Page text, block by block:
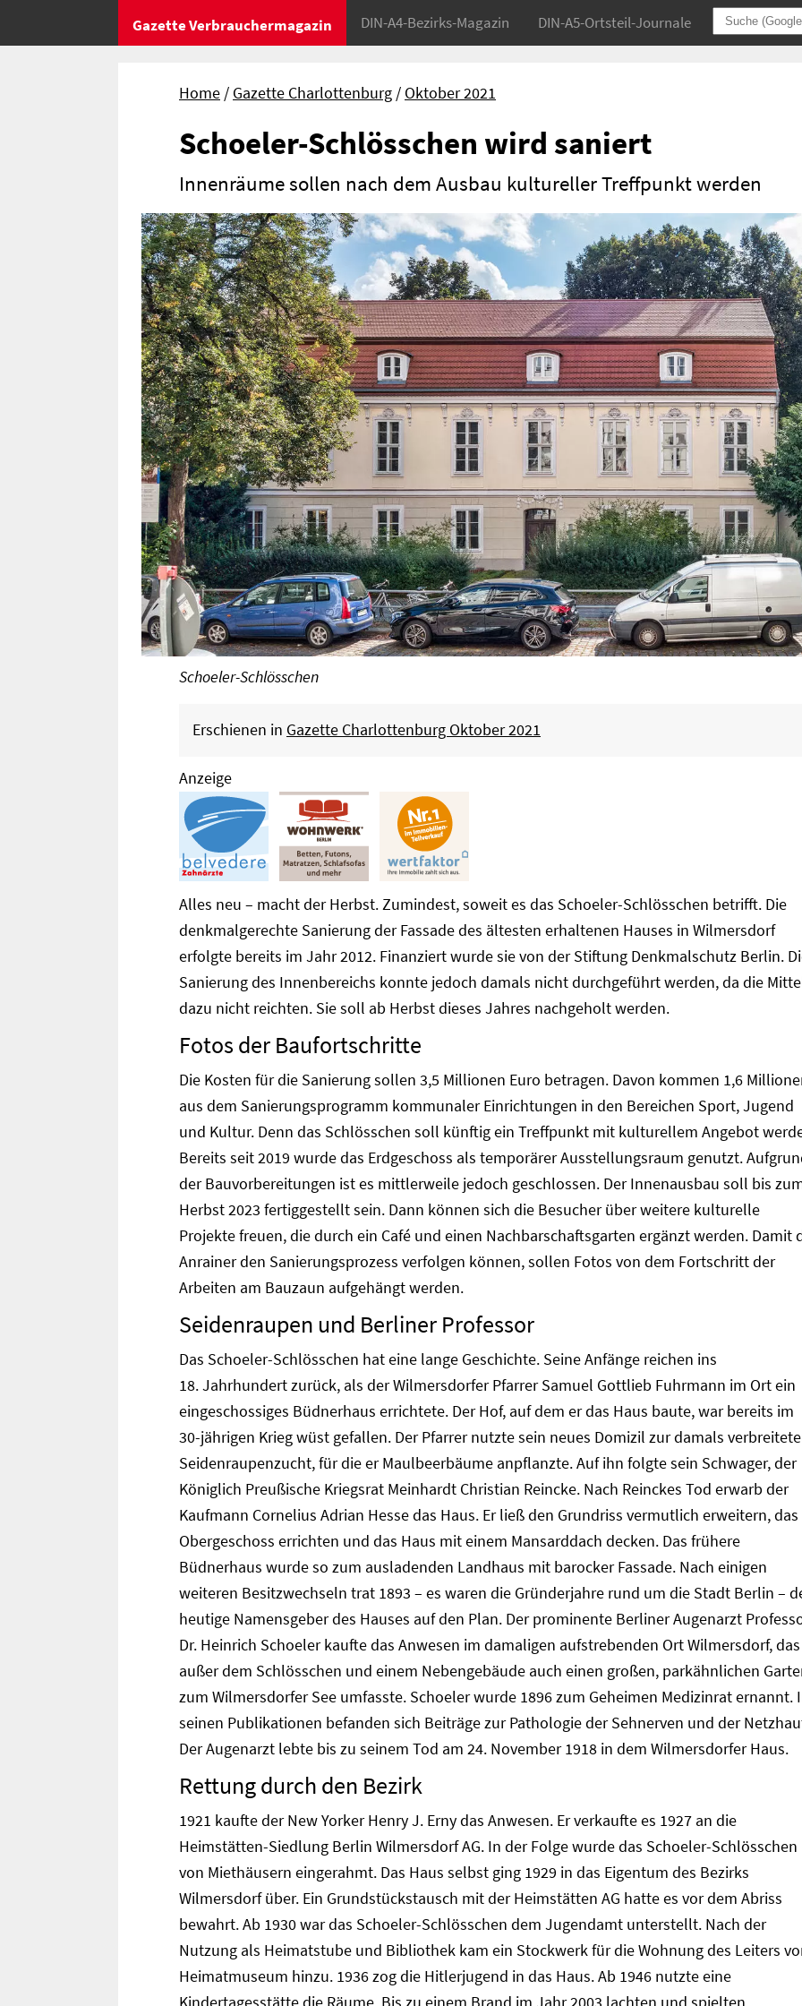
Gazette Verbrauchermagazin DIN-A4-Bezirks-Magazin DIN-A5-Ortsteil-Journale
Home Gazette Charlottenburg Oktober 2021
Schoeler-Schlösschen wird saniert
Innenräume sollen nach dem Ausbau kultureller Treffpunkt werden
Schoeler-Schlösschen
Erschienen in Gazette Charlottenburg Oktober 2021
Anzeige
Alles neu – macht der Herbst. Zumindest, soweit es das Schoeler-Schlösschen betrifft. Die
denkmalgerechte Sanierung der Fassade des ältesten erhaltenen Hauses in Wilmersdorf
erfolgte bereits im Jahr 2012. Finanziert wurde sie von der Stiftung Denkmalschutz Berlin.
Sanierung des Innenbereichs konnte jedoch damals nicht durchgeführt werden, da die
dazu nicht reichten. Sie soll ab Herbst dieses Jahres nachgeholt werden.
Fotos der Baufortschritte
Die Kosten für die Sanierung sollen 3,5 Millionen Euro betragen. Davon kommen 1,6
aus dem Sanierungsprogramm kommunaler Einrichtungen in den Bereichen Sport, Jugend
und Kultur. Denn das Schlösschen soll künftig ein Treffpunkt mit kulturellem Angebot
Bereits seit 2019 wurde das Erdgeschoss als temporärer Ausstellungsraum genutzt.
der Bauvorbereitungen ist es mittlerweile jedoch geschlossen. Der Innenausbau soll bis
Herbst 2023 fertiggestellt sein. Dann können sich die Besucher über weitere kulturelle
Projekte freuen, die durch ein Café und einen Nachbarschaftsgarten ergänzt werden. Damit
Anrainer den Sanierungsprozess verfolgen können, sollen Fotos von dem Fortschritt der
Arbeiten am Bauzaun aufgehängt werden.
Seidenraupen und Berliner Professor
Das Schoeler-Schlösschen hat eine lange Geschichte. Seine Anfänge reichen ins
18. Jahrhundert zurück, als der Wilmersdorfer Pfarrer Samuel Gottlieb Fuhrmann im Ort ein
eingeschossiges Büdnerhaus errichtete. Der Hof, auf dem er das Haus baute, war bereits im
30-jährigen Krieg wüst gefallen. Der Pfarrer nutzte sein neues Domizil zur damals
Seidenraupenzucht, für die er Maulbeerbäume anpflanzte. Auf ihn folgte sein Schwager, der
Königlich Preußische Kriegsrat Meinhardt Christian Reincke. Nach Reinckes Tod erwarb der
Kaufmann Cornelius Adrian Hesse das Haus. Er ließ den Grundriss vermutlich erweitern, das
Obergeschoss errichten und das Haus mit einem Mansarddach decken. Das frühere
Büdnerhaus wurde so zum ausladenden Landhaus mit barocker Fassade. Nach einigen
weiteren Besitzwechseln trat 1893 – es waren die Gründerjahre rund um die Stadt Berlin –
heutige Namensgeber des Hauses auf den Plan. Der prominente Berliner Augenarzt
Dr. Heinrich Schoeler kaufte das Anwesen im damaligen aufstrebenden Ort Wilmersdorf, das
außer dem Schlösschen und einem Nebengebäude auch einen großen, parkähnlichen
zum Wilmersdorfer See umfasste. Schoeler wurde 1896 zum Geheimen Medizinrat ernannt.
seinen Publikationen befanden sich Beiträge zur Pathologie der Sehnerven und der
Der Augenarzt lebte bis zu seinem Tod am 24. November 1918 in dem Wilmersdorfer Haus.
Rettung durch den Bezirk
1921 kaufte der New Yorker Henry J. Erny das Anwesen. Er verkaufte es 1927 an die
Heimstätten-Siedlung Berlin Wilmersdorf AG. In der Folge wurde das Schoeler-Schlösschen
von Miethäusern eingerahmt. Das Haus selbst ging 1929 in das Eigentum des Bezirks
Wilmersdorf über. Ein Grundstückstausch mit der Heimstätten AG hatte es vor dem Abriss
bewahrt. Ab 1930 war das Schoeler-Schlösschen dem Jugendamt unterstellt. Nach der
Nutzung als Heimatstube und Bibliothek kam ein Stockwerk für die Wohnung des Leiters
Heimatmuseum hinzu. 1936 zog die Hitlerjugend in das Haus. Ab 1946 nutzte eine